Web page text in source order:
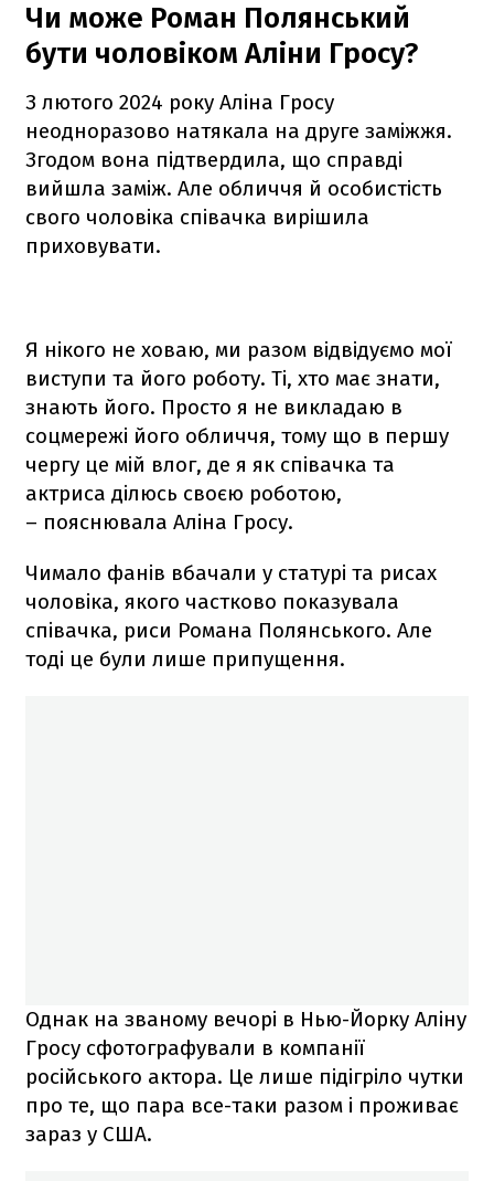
Чи може Роман Полянський
бути чоловіком Аліни Гросу?
З лютого 2024 року Аліна Гросу
неодноразово натякала на друге заміжжя.
Згодом вона підтвердила, що справді
вийшла заміж. Але обличчя й особистість
свого чоловіка співачка вирішила
приховувати.
Я нікого не ховаю, ми разом відвідуємо мої
виступи та його роботу. Ті, хто має знати,
знають його. Просто я не викладаю в
соцмережі його обличчя, тому що в першу
чергу це мій влог, де я як співачка та
актриса ділюсь своєю роботою,
– пояснювала Аліна Гросу.
Чимало фанів вбачали у статурі та рисах
чоловіка, якого частково показувала
співачка, риси Романа Полянського. Але
тоді це були лише припущення.
Однак на званому вечорі в Нью-Йорку Аліну
Гросу сфотографували в компанії
російського актора. Це лише підігріло чутки
про те, що пара все-таки разом і проживає
зараз у США.